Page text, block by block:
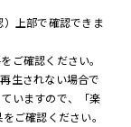
上部で確認できま
ご確認ください。
生されない場合で
いますので、「楽
ご確認ください。